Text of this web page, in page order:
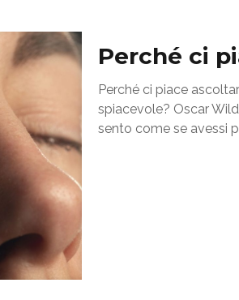
Perché ci
Perché ci piace
spiacevole? Oscar
sento come se avessi